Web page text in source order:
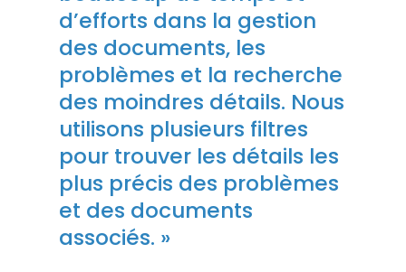
d’efforts dans la gestion
des documents, les
problèmes et la recherche
des moindres détails. Nous
utilisons plusieurs filtres
pour trouver les détails les
plus précis des problèmes
et des documents
associés. »